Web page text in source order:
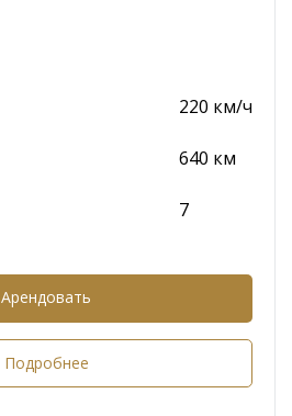
220 км/ч
640 км
7
Арендовать
Подробнее